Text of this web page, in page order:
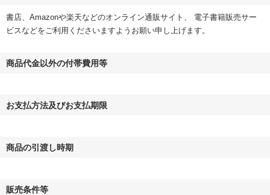
書店、Amazonや楽天などのオンライン通販サイト、 電子書籍販売サー
ビスなどをご利用くださいますようお願い申し上げます。
商品代金以外の付帯費用等
お支払方法及びお支払期限
商品の引渡し時期
販売条件等